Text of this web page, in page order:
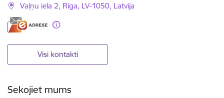
Vaļņu iela 2, Rīga, LV-1050, Latvija
Visi kontakti
Sekojiet mums